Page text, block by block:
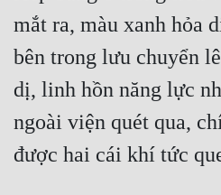
Du Hí
Dã Sử
Dị Giới
Dị Năng
mắt ra, màu xanh hỏa
bên trong lưu chuyển
dị, linh hồn năng lực
ngoài viện quét qua,
được hai cái khí tức